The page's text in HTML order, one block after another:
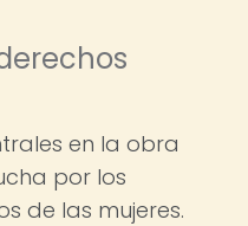
en la obra
por los
de las mujeres.